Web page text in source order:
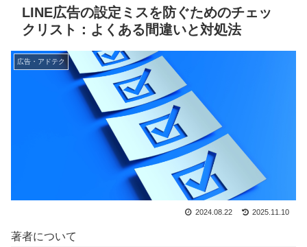
LINE広告の設定ミスを防ぐためのチェッ
クリスト：よくある間違いと対処法
広告・アドテク
2024.08.22 2025.11.10
著者について